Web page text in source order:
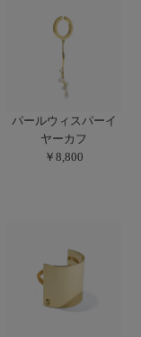
パールウィスパーイ
ヤーカフ
￥8,800